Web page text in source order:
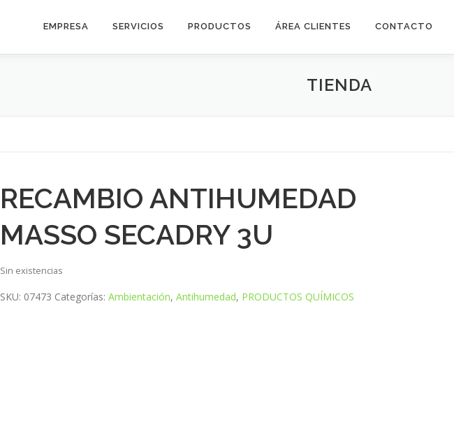
EMPRESA SERVICIOS PRODUCTOS ÁREA CLIENTES CONTACTO
TIENDA
RECAMBIO ANTIHUMEDAD
MASSO SECADRY 3U
Sin existencias
SKU: 07473 Categorías:Ambientación,Antihumedad, PRODUCTOS QUÍMICOS